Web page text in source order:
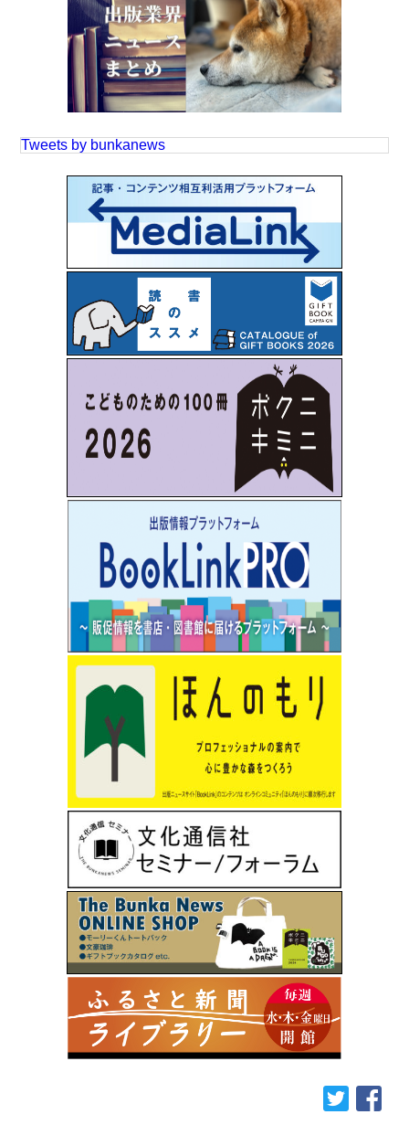
Tweets by bunkanews